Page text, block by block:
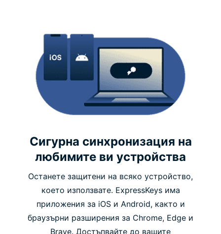
Сигурна синхронизация на
любимите ви устройства
Останете защитени на всяко устройство,
което използвате. ExpressKeys има
приложения за iOS и Android, както и
браузърни разширения за Chrome, Edge и
Brave. Достъпвайте до вашите